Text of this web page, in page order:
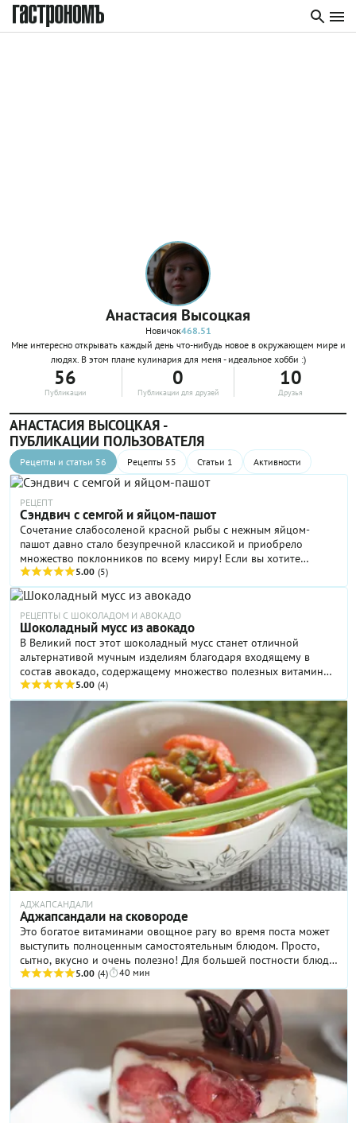
Анастасия Высоцкая
Новичок468.51
Мне интересно открывать каждый день что-нибудь новое в окружающем мире и
людях. В этом плане кулинария для меня - идеальное хобби :)
56
Публикации
0
Публикации для друзей
10
Друзья
АНАСТАСИЯ ВЫСОЦКАЯ -
ПУБЛИКАЦИИ ПОЛЬЗОВАТЕЛЯ
Рецепты и статьи 56 Рецепты 55 Статьи 1 Активности
РЕЦЕПТ
Сэндвич с семгой и яйцом-пашот
Сочетание слабосоленой красной рыбы с нежным яйцом-
пашот давно стало безупречной классикой и приобрело
множество поклонников по всему миру! Если вы хотите
побаловать своих домашних простым, но изысканным
завтраком или закуской, вам обязательно стоит попробовать
этот рецепт.
5.00 (5)
РЕЦЕПТЫ С ШОКОЛАДОМ И АВОКАДО
Шоколадный мусс из авокадо
В Великий пост этот шоколадный мусс станет отличной
альтернативой мучным изделиям благодаря входящему в
состав авокадо, содержащему множество полезных витаминов.
Очень быстро и очень вкусно!
5.00 (4)
АДЖАПСАНДАЛИ
Аджапсандали на сковороде
Это богатое витаминами овощное рагу во время поста может
выступить полноценным самостоятельным блюдом. Просто,
сытно, вкусно и очень полезно! Для большей постности блюда
предлагается использовать минимум специй. В оригинальном
рецепте предполагается по 0,5 ч. л. каждой специи.
5.00 (4) 40 мин